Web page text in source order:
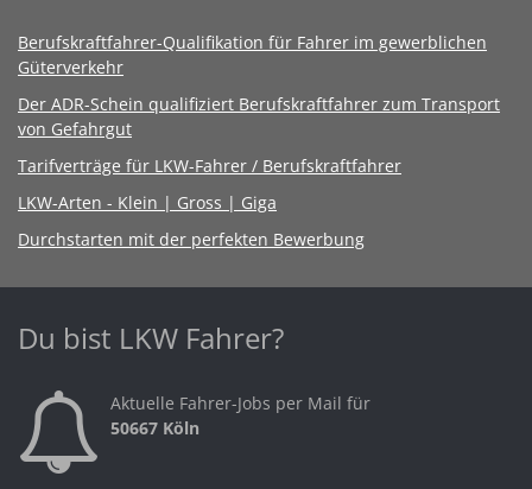
Berufskraftfahrer-Qualifikation für Fahrer im gewerblichen
Güterverkehr
Der ADR-Schein qualifiziert Berufskraftfahrer zum Transport
von Gefahrgut
Tarifverträge für LKW-Fahrer / Berufskraftfahrer
LKW-Arten - Klein | Gross | Giga
Durchstarten mit der perfekten Bewerbung
Du bist LKW Fahrer?
Aktuelle Fahrer-Jobs per Mail für
50667 Köln